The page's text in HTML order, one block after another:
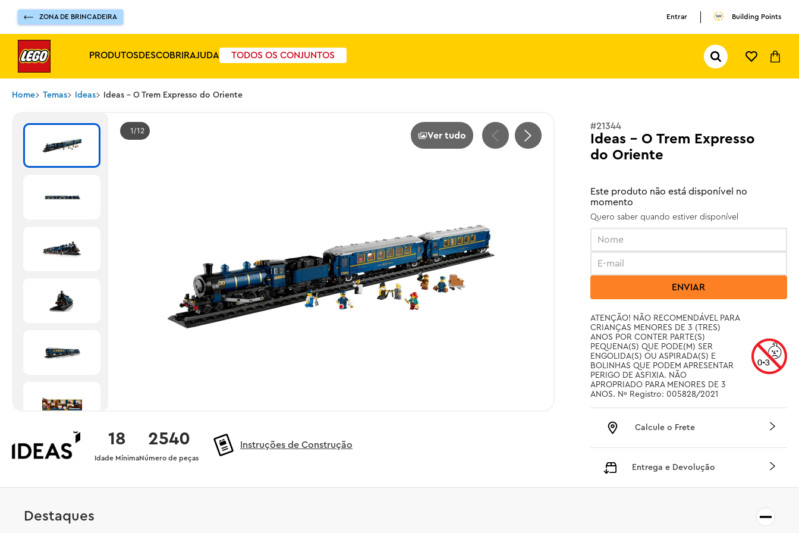
ZONA DE BRINCADEIRA Entrar Building Points
PRODUTOSDESCOBRIRAJUDA TODOS OS CONJUNTOS
Pesquisar...
Home Temas Ideas Ideas - O Trem Expresso do Oriente
1 12 Ver tudo
2540
Número de peças
18
Idade Mínima
Instruções de Construção
#21344
Ideas - O Trem Expresso
do Oriente
Este produto não está disponível no
momento
Quero saber quando estiver disponível
ENVIAR
ATENÇÃO! NÃO RECOMENDÁVEL PARA
CRIANÇAS MENORES DE 3 (TRES)
ANOS POR CONTER PARTE(S)
PEQUENA(S) QUE PODE(M) SER
ENGOLIDA(S) OU ASPIRADA(S) E
BOLINHAS QUE PODEM APRESENTAR
PERIGO DE ASFIXIA. NÃO
APROPRIADO PARA MENORES DE 3
ANOS. Nº Registro: 005828/2021
Calcule o Frete
Entrega e Devolução
Destaques
pokemon
olivia